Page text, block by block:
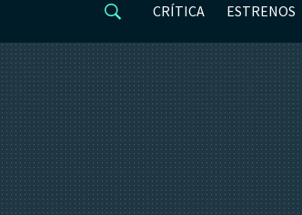
CRÍTICA ESTRENOS